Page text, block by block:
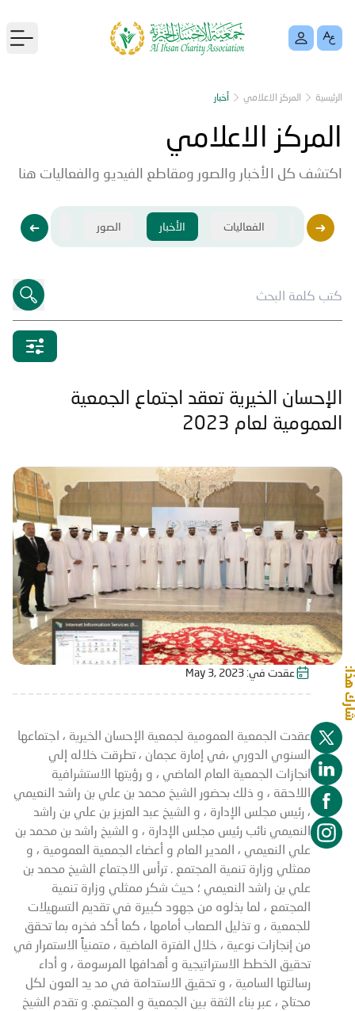
الرئيسية المركز الاعلامي أخبار
المركز الاعلامي
اكتشف كل الأخبار والصور ومقاطع الفيديو والفعاليات هنا
فيديو الفعاليات الأخبار الصور فيديو
الإحسان الخيرية تعقد اجتماع الجمعية
العمومية لعام 2023
شارك هذا: عقدت في: May 3, 2023
عقدت الجمعية العمومية لجمعية الإحسان الخيرية ، اجتماعها
السنوي الدوري ،في إمارة عجمان ، تطرقت خلاله إلي
انجازات الجمعية العام الماضي ، و رؤيتها الاستشرافية
اللاحقة ، و ذلك بحضور الشيخ محمد بن علي بن راشد النعيمي
، رئيس مجلس الإدارة ، و الشيخ عبد العزيز بن علي بن راشد
النعيمي نائب رئيس مجلس الإدارة ، و الشيخ راشد بن محمد بن
علي النعيمي ، المدير العام و أعضاء الجمعية العمومية ، و
ممثلي وزارة تنمية المجتمع . ترأس الاجتماع الشيخ محمد بن
علي بن راشد النعيمي ؛ حيث شكر ممثلي وزارة تنمية
المجتمع ، لما بذلوه من جهود كبيرة في تقديم التسهيلات
للجمعية ، و تذليل الصعاب أمامها ، كما أكد فخره بما تحقق
من إنجازات نوعية ، خلال الفترة الماضية ، متمنياً الاستمرار في
تحقيق الخطط الاستراتيجية و أهدافها المرسومة ، و أداء
رسالتها السامية ، و تحقيق الاستدامة في مد يد العون لكل
محتاج ، عبر بناء الثقة بين الجمعية و المجتمع. و تقدم الشيخ